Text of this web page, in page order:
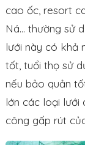
cao ốc, resort
Ná… thường sử
lưới này có khả
tốt, tuổi thọ sử
nếu bảo quản
lớn các loại lưới
công gấp rút